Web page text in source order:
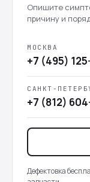
Опишите
причину и
МОСКВА
+7 (495)
САНКТ-
+7 (812)
Дефектовка